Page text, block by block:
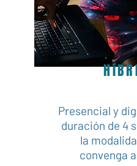
Presencial y
duración de 4
la
convenga